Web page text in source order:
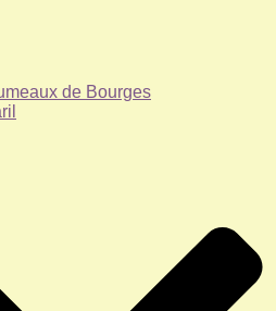
de Bourges